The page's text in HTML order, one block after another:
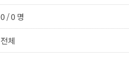
0 / 0 명
전체